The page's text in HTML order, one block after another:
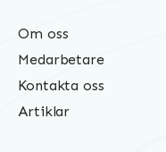
Om oss
Medarbetare
Kontakta oss
Artiklar